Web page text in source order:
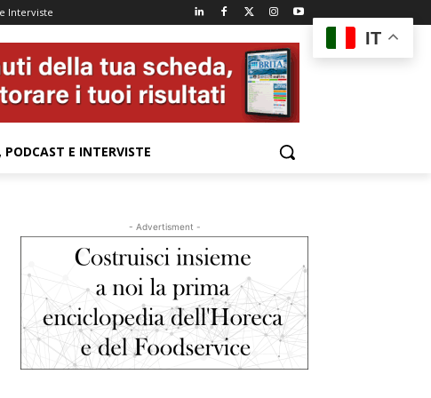
Interviste
PODCAST E INTERVISTE
- Advertisment -
IT